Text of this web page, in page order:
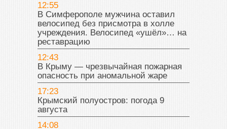
12:55
В Симферополе мужчина оставил
велосипед без присмотра в холле
учреждения. Велосипед «ушёл»… на
реставрацию
12:43
В Крыму — чрезвычайная пожарная
опасность при аномальной жаре
17:23
Крымский полуостров: погода 9
августа
14:08